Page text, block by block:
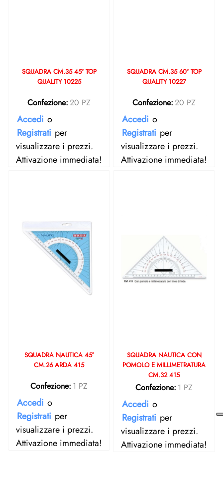
SQUADRA CM.35 45° TOP
QUALITY 10225
Confezione:20 PZ
Accedi o
Registrati per
visualizzare i prezzi.
Attivazione immediata!
SQUADRA CM.35 60° TOP
QUALITY 10227
Confezione:20 PZ
Accedi o
Registrati per
visualizzare i prezzi.
Attivazione immediata!
SQUADRA NAUTICA 45°
CM.26 ARDA 415
Confezione: 1 PZ
Accedi o
Registrati per
visualizzare i prezzi.
Attivazione immediata!
SQUADRA NAUTICA CON
POMOLO E MILLIMETRATURA
CM.32 415
Confezione: 1 PZ
Accedi o
Registrati per
visualizzare i prezzi.
Attivazione immediata!